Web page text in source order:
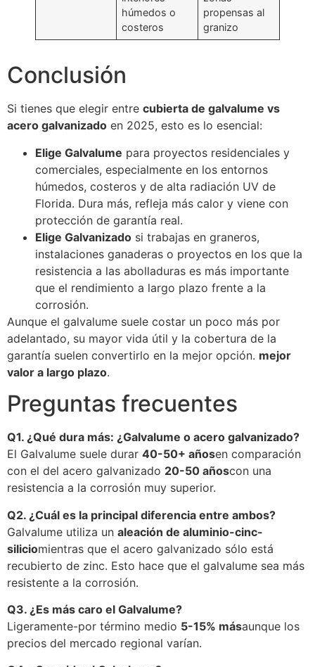
húmedos o
costeros
propensas al
granizo
Conclusión
Si tienes que elegir entre cubierta de galvalume vs
acero galvanizado en 2025, esto es lo esencial:
Elige Galvalume para proyectos residenciales y
comerciales, especialmente en los entornos
húmedos, costeros y de alta radiación UV de
Florida. Dura más, refleja más calor y viene con
protección de garantía real.
Elige Galvanizado si trabajas en graneros,
instalaciones ganaderas o proyectos en los que la
resistencia a las abolladuras es más importante
que el rendimiento a largo plazo frente a la
corrosión.
Aunque el galvalume suele costar un poco más por
adelantado, su mayor vida útil y la cobertura de la
garantía suelen convertirlo en la mejor opción. mejor
valor a largo plazo.
Preguntas frecuentes
Q1. ¿Qué dura más: ¿Galvalume o acero galvanizado?
El Galvalume suele durar 40-50+ añosen comparación
con el del acero galvanizado 20-50 añoscon una
resistencia a la corrosión muy superior.
Q2. ¿Cuál es la principal diferencia entre ambos?
Galvalume utiliza un aleación de aluminio-cinc-
siliciomientras que el acero galvanizado sólo está
recubierto de zinc. Esto hace que el galvalume sea más
resistente a la corrosión.
Q3. ¿Es más caro el Galvalume?
Ligeramente-por término medio 5-15% másaunque los
precios del mercado regional varían.